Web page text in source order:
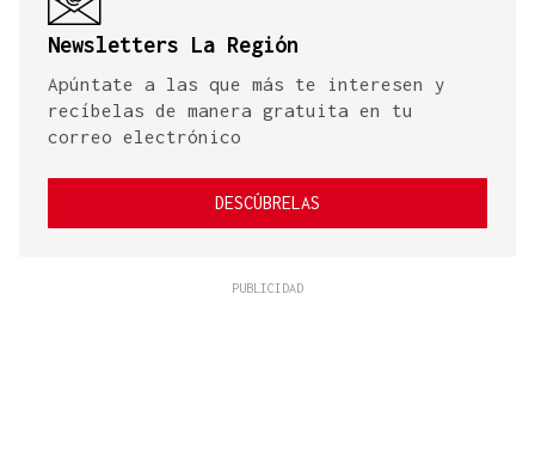
Newsletters La Región
Apúntate a las que más te interesen y
recíbelas de manera gratuita en tu
correo electrónico
DESCÚBRELAS